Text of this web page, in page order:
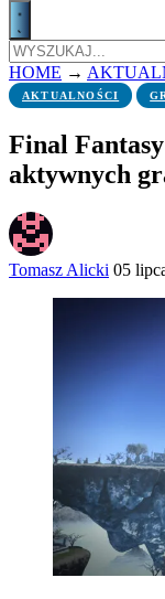
HOME →
AKTUALNOŚCI
Final
aktywnych
Tomasz Alicki 05